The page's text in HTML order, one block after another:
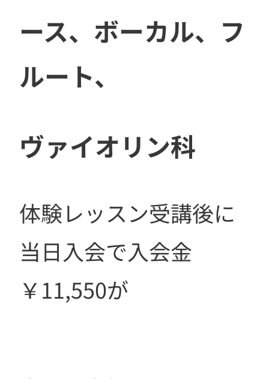
ース、ボーカル、フ
ルート、
ヴァイオリン科
体験レッスン受講後に
当日入会で入会金
￥11,550が